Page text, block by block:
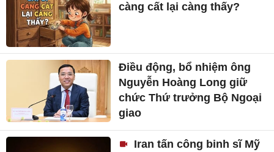
càng cất lại càng thấy?
Điều động, bổ nhiệm ông
Nguyễn Hoàng Long giữ
chức Thứ trưởng Bộ Ngoại
giao
Iran tấn công binh sĩ Mỹ